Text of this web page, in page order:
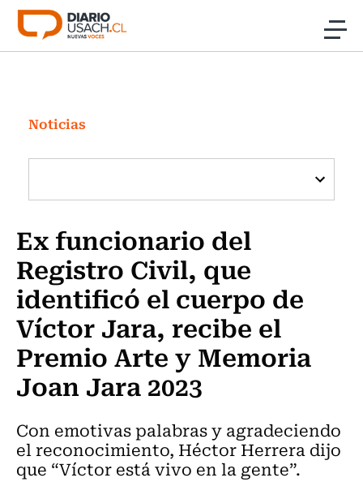
Click acá para ir directamente al contenido
Investigación
Cultura
Programas Radio y TV Usach
Noticias
Ex funcionario del
Registro Civil, que
identificó el cuerpo de
Víctor Jara, recibe el
Premio Arte y Memoria
Joan Jara 2023
Con emotivas palabras y agradeciendo
el reconocimiento, Héctor Herrera dijo
que “Víctor está vivo en la gente”.